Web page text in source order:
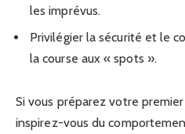
les imprévus.
Privilégier la sécurité et le
la course aux « spots ».
Si vous préparez votre
inspirez-vous du